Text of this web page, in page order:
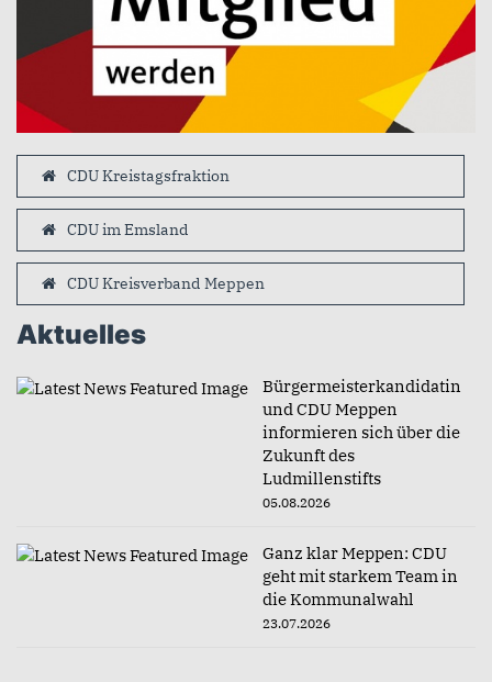
CDU Kreistagsfraktion
CDU im Emsland
CDU Kreisverband Meppen
Aktuelles
Bürgermeisterkandidatin
und CDU Meppen
informieren sich über die
Zukunft des
Ludmillenstifts
05.08.2026
Ganz klar Meppen: CDU
geht mit starkem Team in
die Kommunalwahl
23.07.2026